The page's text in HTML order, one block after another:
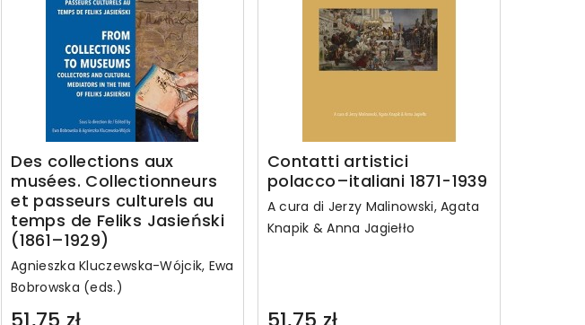
Des collections aux
musées. Collectionneurs
et passeurs culturels au
temps de Feliks Jasieński
(1861–1929)
Agnieszka Kluczewska-Wójcik, Ewa
Bobrowska (eds.)
Contatti artistici
polacco–italiani 1871-1939
A cura di Jerzy Malinowski, Agata
Knapik & Anna Jagiełło